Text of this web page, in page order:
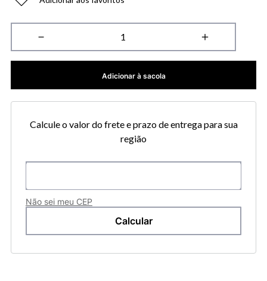
＋
－
Adicionar à sacola
Calcule o valor do frete e prazo de entrega para sua
região
Não sei meu CEP